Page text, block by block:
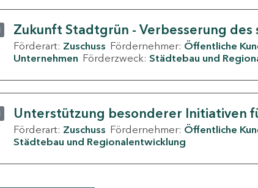
Zukunft Stadtgrün - Verbesserung des
Förderart: Zuschuss Fördernehmer: Öffentliche
Unternehmen Förderzweck: Städtebau und
Unterstützung besonderer Initiativen
Förderart: Zuschuss Fördernehmer: Öffentliche
Städtebau und Regionalentwicklung